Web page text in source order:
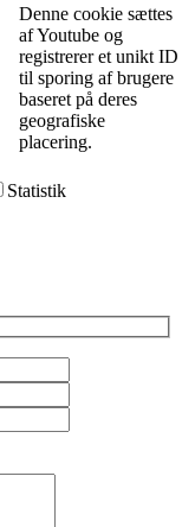
Denne cookie sættes
af Youtube og
registrerer et unikt ID
til sporing af brugere
baseret på deres
geografiske
placering.
Statistik